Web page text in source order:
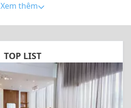
Xem thêm
TOP LIST